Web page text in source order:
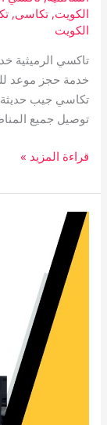
الكويت,تكاسى,
الكويت
تاكسي الرميثية خدمة
خدمة حجز موعد
تكاسي جيب
توصيل جميع
قراءة المزيد »
تاكسي
القرين